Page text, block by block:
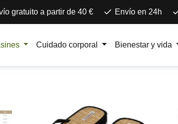
gratuito a partir de 40 € Envío en 24h
Cuidado corporal Bienestar y vida